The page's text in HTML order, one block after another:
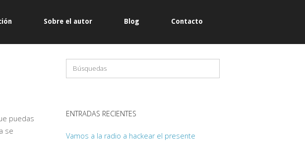
Sobre el autor Blog Contacto
BÚSQUEDA
puedas
se
ENTRADAS RECIENTES
Vamos a la radio a hackear el presente